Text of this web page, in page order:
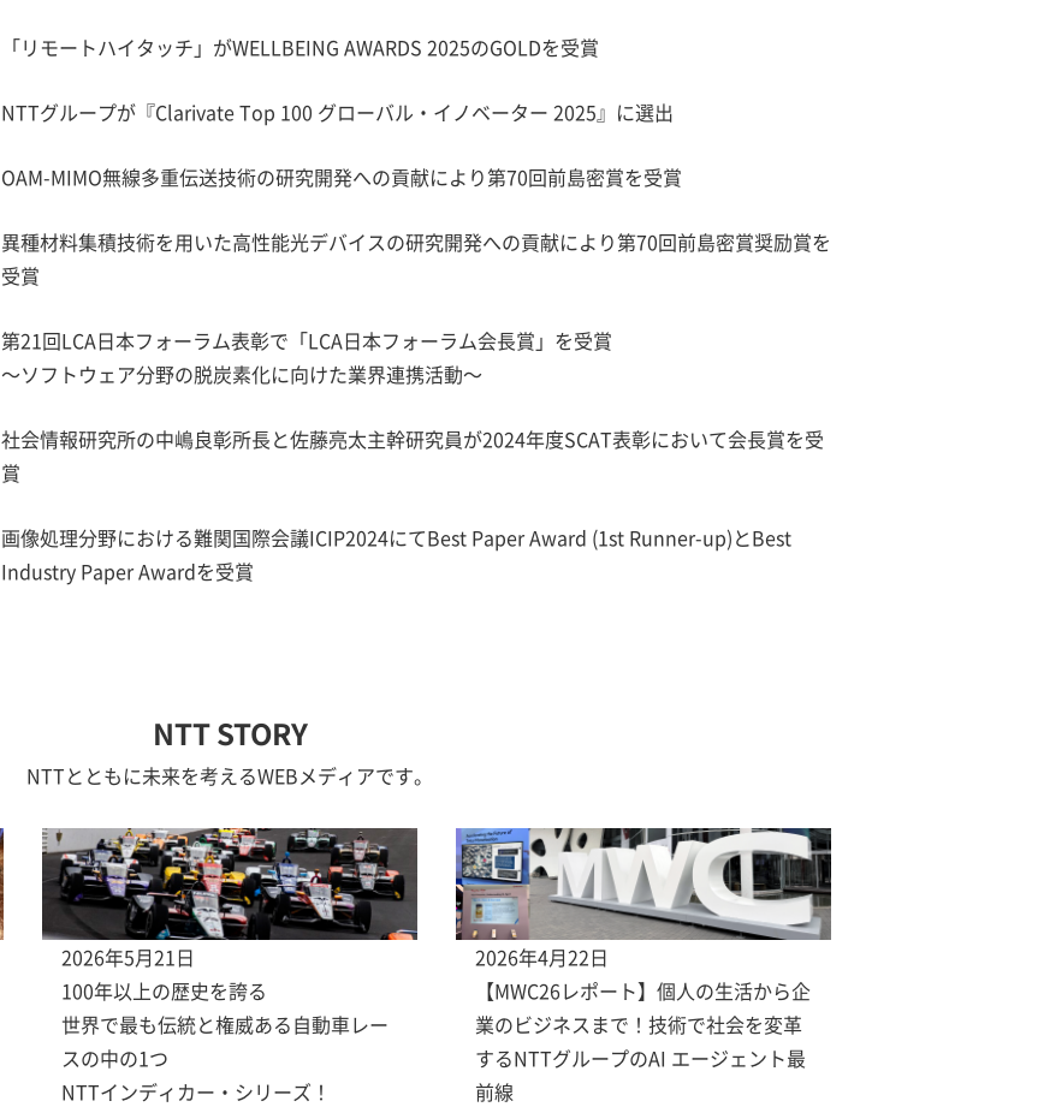
「リモートハイタッチ」がWELLBEING AWARDS 2025のGOLDを受賞
NTTグループが『Clarivate Top 100 グローバル・イノベーター 2025』に選出
OAM-MIMO無線多重伝送技術の研究開発への貢献により第70回前島密賞を受賞
異種材料集積技術を用いた高性能光デバイスの研究開発への貢献により第70回前島密賞奨励賞を
受賞
第21回LCA日本フォーラム表彰で「LCA日本フォーラム会長賞」を受賞
～ソフトウェア分野の脱炭素化に向けた業界連携活動～
社会情報研究所の中嶋良彰所長と佐藤亮太主幹研究員が2024年度SCAT表彰において会長賞を受
賞
画像処理分野における難関国際会議ICIP2024にてBest Paper Award (1st Runner-up)とBest
Industry Paper Awardを受賞
NTT STORY
NTTとともに未来を考えるWEBメディアです。
2026年5月21日
100年以上の歴史を誇る
世界で最も伝統と権威ある自動車レー
スの中の1つ
NTTインディカー・シリーズ！
2026年4月22日
【MWC26レポート】個人の生活から企
業のビジネスまで！技術で社会を変革
するNTTグループのAI エージェント最
前線